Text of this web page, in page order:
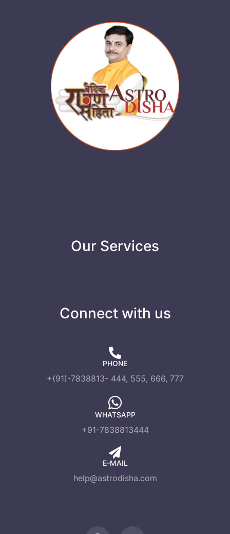
Our Services
Connect with us
PHONE
+(91)-7838813- 444, 555, 666, 777
WHATSAPP
+91-7838813444
E-MAIL
help@astrodisha.com